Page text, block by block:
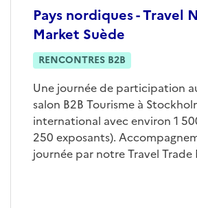
Pays nordiques - Travel
Market Suède
RENCONTRES B2B
Une journée de participation
salon B2B Tourisme à
international avec environ 1
250 exposants).
journée par notre Travel Trade